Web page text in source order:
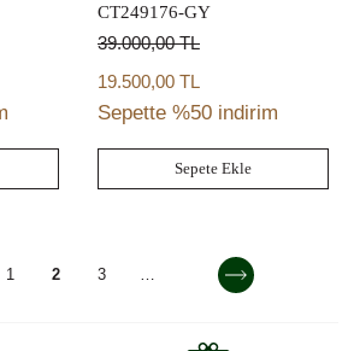
CT249176-GY
39.000,00TL
19.500,00 TL
Sepette %50 indirim
Sepete Ekle
1 2 3